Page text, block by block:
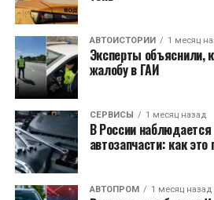
АВТОИСТОРИИ 1 месяц
Эксперты объяснили,
жалобу в ГАИ
СЕРВИСЫ 1 месяц назад
В России
автозапчасти: как
АВТОПРОМ 1 месяц назад